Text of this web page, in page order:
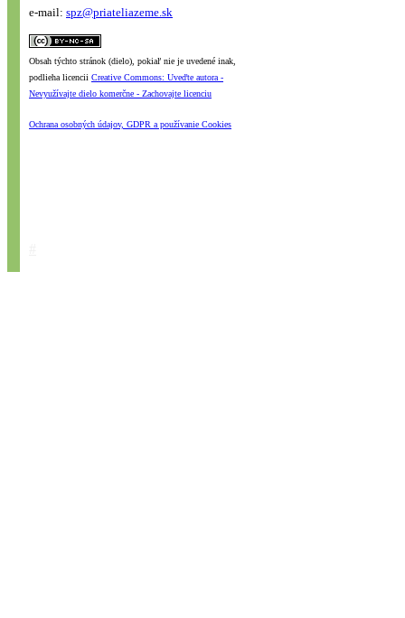
e-mail: spz@priateliazeme.sk
Obsah týchto stránok (dielo), pokiaľ nie je uvedené inak,
podlieha licencii Creative Commons: Uveďte autora -
Nevyužívajte dielo komerčne - Zachovajte licenciu
Ochrana osobných údajov, GDPR a používanie Cookies